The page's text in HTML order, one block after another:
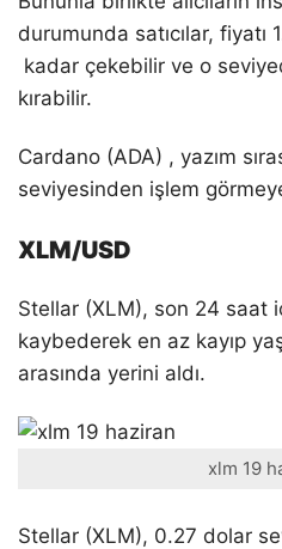
durumunda satıcılar,
kadar çekebilir ve o
kırabilir.
Cardano (ADA) , yazım
seviyesinden işlem
XLM/USD
Stellar (XLM), son 24 saat
kaybederek en az kayıp
arasında yerini aldı.
xlm 19
Stellar (XLM), 0.27 dolar